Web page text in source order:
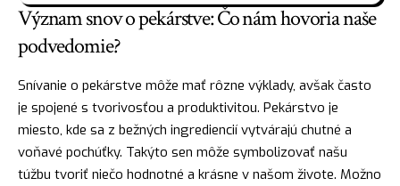
Význam snov o pekárstve: Čo nám hovoria naše
podvedomie?
Snívanie o pekárstve môže mať rôzne výklady, avšak často
je spojené s tvorivosťou a produktivitou. Pekárstvo je
miesto, kde sa z bežných ingrediencií vytvárajú chutné a
voňavé pochúťky. Takýto sen môže symbolizovať našu
túžbu tvoriť niečo hodnotné a krásne v našom živote. Možno